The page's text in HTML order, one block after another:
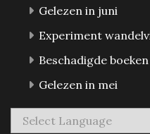
Gelezen in juni
Experiment
Beschadigde boeken
Gelezen in mei